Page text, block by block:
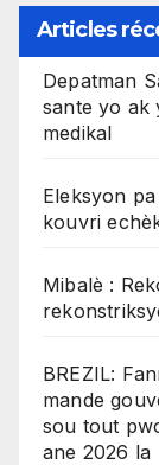
Articles
Depatman
sante yo ak
medikal
Eleksyon
kouvri
Mibalè :
BREZIL:
mande
sou tout
ane 2026 la